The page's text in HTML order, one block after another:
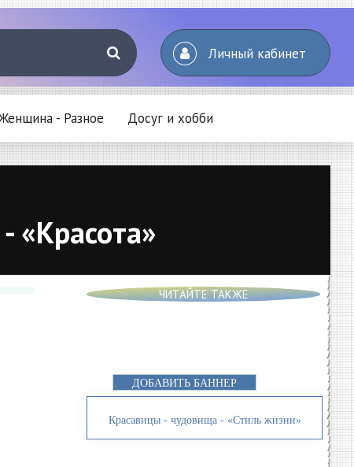
Личный кабинет
- Разное Досуг и хобби
«Красота»
ЧИТАЙТЕ ТАКЖЕ
ДОБАВИТЬ БАННЕР
Красавицы - чудовища - «Стиль жизни»